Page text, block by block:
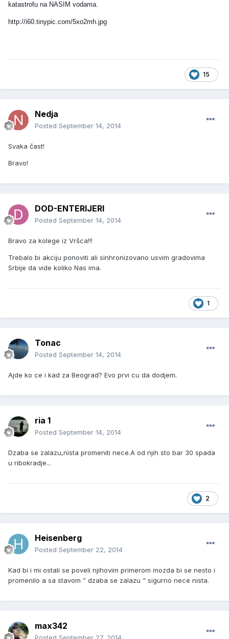
katastrofu na NASIM vodama.
http://i60.tinypic.com/5xo2mh.jpg
15
Nedja
Posted September 14, 2014
Svaka čast!
Bravo!
DOD-ENTERIJERI
Posted September 14, 2014
Bravo za kolege iz Vršca!!!
Trebalo bi akciju ponoviti ali sinhronizovano usvim gradovima
Srbije da vide koliko Nas ima.
1
Tonac
Posted September 14, 2014
Ajde ko ce i kad za Beograd? Evo prvi cu da dodjem.
ria 1
Posted September 14, 2014
Dzaba se zalazu,nista promeniti nece.A od njih sto bar 30 spada
u ribokradje...
2
Heisenberg
Posted September 22, 2014
Kad bi i mi ostali se poveli njihovim primerom mozda bi se nesto i
promenilo a sa stavom ” dzaba se zalazu “ sigurno nece nista.
max342